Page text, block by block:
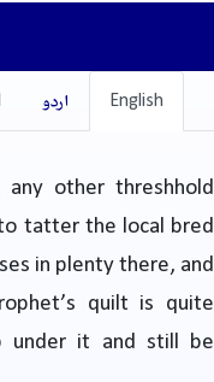
English اردو
other threshhold
tatter the local bred
in plenty there, and
quilt is quite
under it and still be